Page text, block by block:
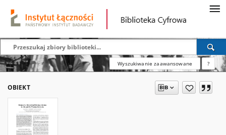
Wyszukiwanie zaawansowane ?
OBIEKT